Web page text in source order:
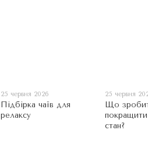
25 червня 2026
Підбірка чаїв для
релаксу
25 червня
Що
покращити
стан?